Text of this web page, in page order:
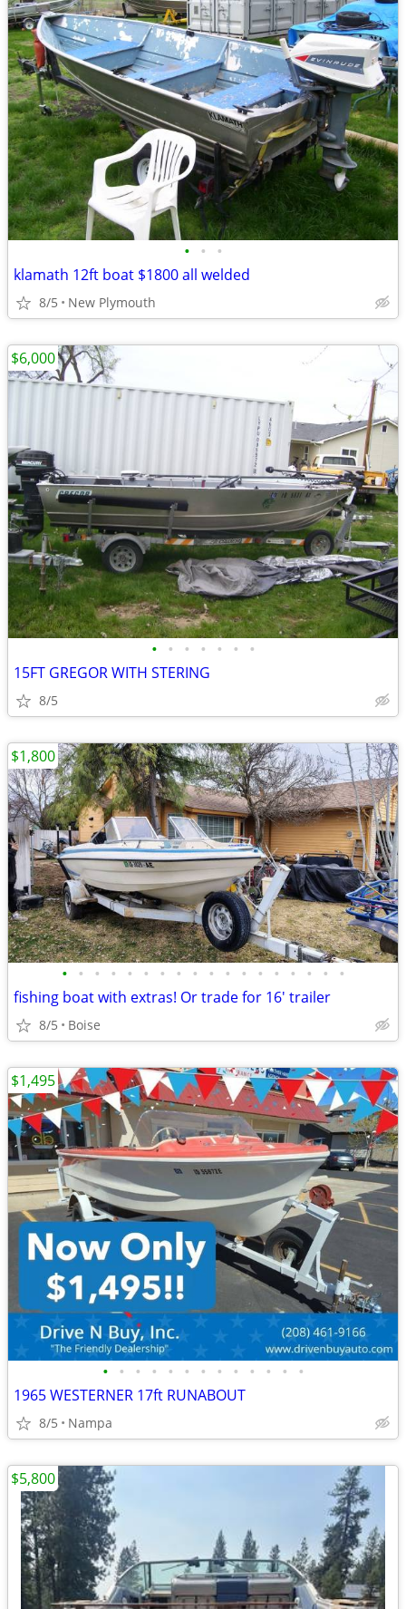
• • •
klamath 12ft boat $1800 all welded
8/5 New Plymouth
• • • • • • •
15FT GREGOR WITH STERING
8/5
$6,000
• • • • • • • • • • • • • • • • • •
fishing boat with extras! Or trade for 16' trailer
8/5 Boise
$1,800
• • • • • • • • • • • • •
1965 WESTERNER 17ft RUNABOUT
8/5 Nampa
$1,495
$5,800